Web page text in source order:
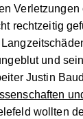
Verletzungen
rechtzeitig
und sein
Justin
wollten